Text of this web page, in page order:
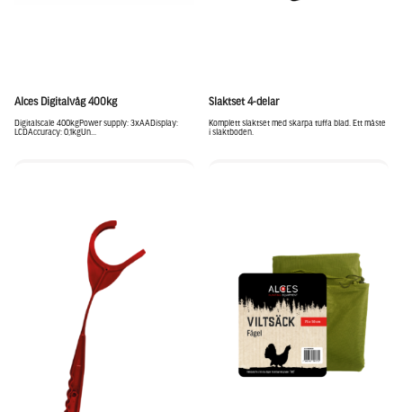
Alces Digitalvåg 400kg
Digitalscale 400kgPower supply: 3xAADisplay:
LCDAccuracy: 0,1kgUn...
Slaktset 4-delar
Komplett slaktset med skarpa tuffa blad. Ett måste
i slaktboden.